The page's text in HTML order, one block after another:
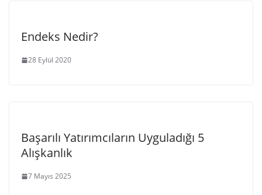
Endeks Nedir?
28 Eylül 2020
Başarılı Yatırımcıların Uyguladığı 5
Alışkanlık
7 Mayıs 2025